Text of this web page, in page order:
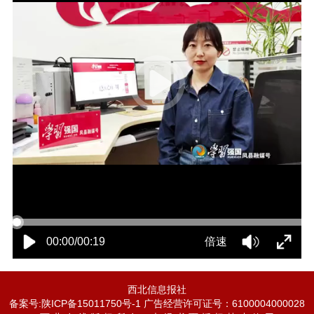
00:00/00:19 倍速
西北信息报社
备案号:陕ICP备15011750号-1 广告经营许可证号：6100004000028